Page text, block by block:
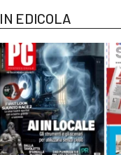
IN EDICOLA